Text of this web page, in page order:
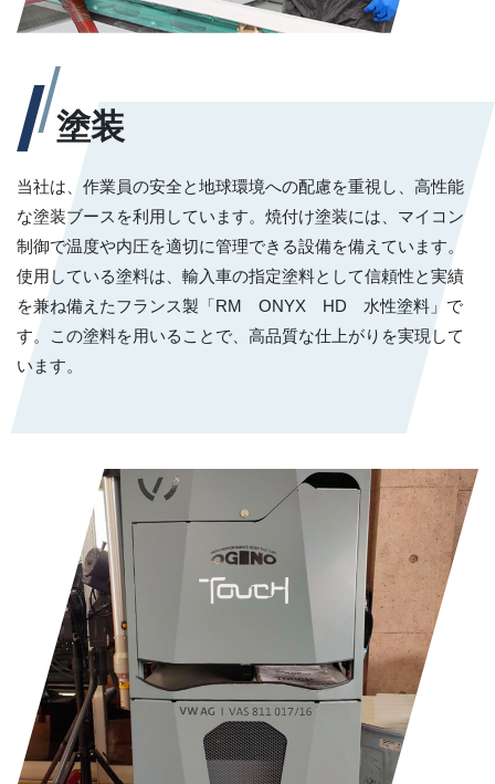
塗装
当社は、作業員の安全と地球環境への配慮を重視し、高性能
な塗装ブースを利用しています。焼付け塗装には、マイコン
制御で温度や内圧を適切に管理できる設備を備えています。
使用している塗料は、輸入車の指定塗料として信頼性と実績
を兼ね備えたフランス製「RM ONYX HD 水性塗料」で
す。この塗料を用いることで、高品質な仕上がりを実現して
います。